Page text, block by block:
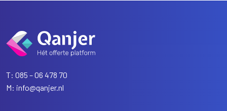
T: 085 – 06 478 70
M: info@qanjer.nl